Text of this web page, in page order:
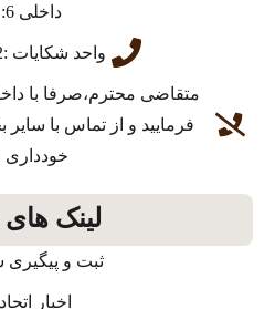
داخلی 6: فاکس
واحد شکایات :03136613032
متقاضی محترم،صرفا با
فرمایید و از تماس با
خودداری
لینک
ثبت و
اخبار